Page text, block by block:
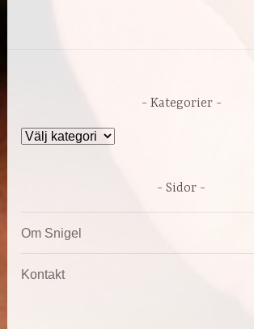
Kategorier
Kategorier
Sidor
Om Snigel
Kontakt